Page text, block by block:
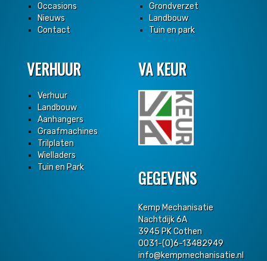
Occasions
Nieuws
Contact
Grondverzet
Landbouw
Tuin en park
VERHUUR
Verhuur
Landbouw
Aanhangers
Graafmachines
Trilplaten
Wielladers
Tuin en Park
VA KEUR
GEGEVENS
Kemp Mechanisatie
Nachtdijk 6A
3945 PK Cothen
0031-(0)6-13482949
info@kempmechanisatie.nl